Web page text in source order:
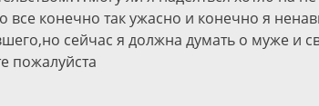
все конечно так ужасно и конечно я
сейчас я должна думать о муже и
пожалуйста